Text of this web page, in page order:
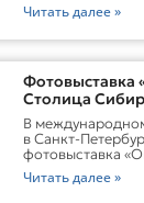
Читать далее »
Фотовыставка
Столица
Пулково
В
в Санкт-
фотовыставка
Читать далее »